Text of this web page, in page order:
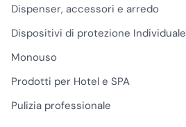
Dispenser, accessori e arredo
Dispositivi di protezione Individuale
Monouso
Prodotti per Hotel e SPA
Pulizia professionale